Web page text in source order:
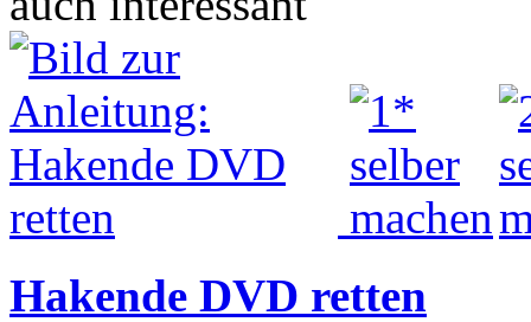
Hakende DVD retten